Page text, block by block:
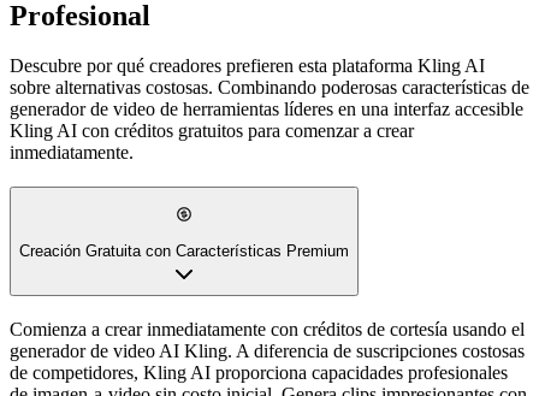
Profesional
Descubre por qué creadores prefieren esta plataforma Kling AI
sobre alternativas costosas. Combinando poderosas características de
generador de video de herramientas líderes en una interfaz accesible
Kling AI con créditos gratuitos para comenzar a crear
inmediatamente.
Creación Gratuita con Características Premium
Tecnología de Vanguardia